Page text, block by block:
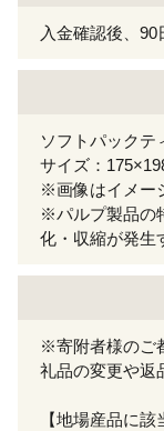
入金確認後、
ソフトパックテ
サイズ：
※画像はイメー
※パルプ製品の
化・収縮が発生
※寄附者様のご
礼品の変更や返
【地場産品に該